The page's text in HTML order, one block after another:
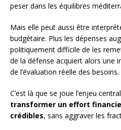
peser dans les équilibres
Mais elle peut aussi être
budgétaire. Plus les dépenses
politiquement difficile de les
de la défense acquiert alors une
de l’évaluation réelle des besoins.
C’est là que se joue l’enjeu
transformer un effort
crédibles, sans aggraver les